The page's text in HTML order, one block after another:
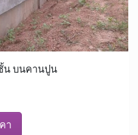
น บนคานปูน
า